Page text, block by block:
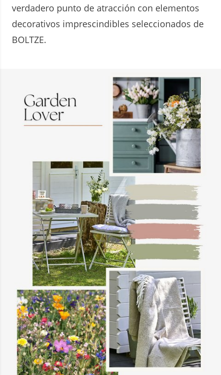
verdadero punto de atracción con elementos
decorativos imprescindibles seleccionados de
BOLTZE.